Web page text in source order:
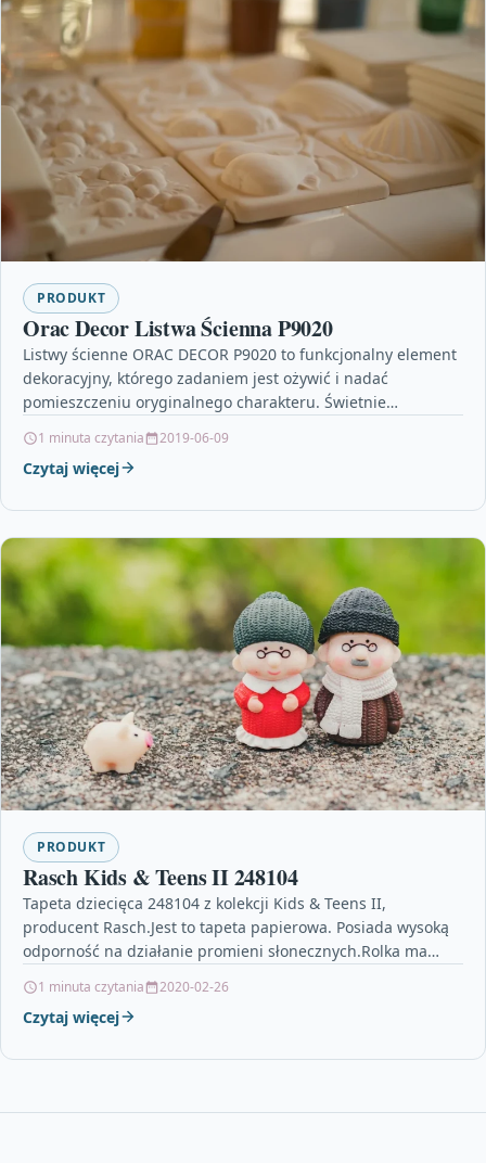
PRODUKT
Orac Decor Listwa Ścienna P9020
Listwy ścienne ORAC DECOR P9020 to funkcjonalny element
dekoracyjny, którego zadaniem jest ożywić i nadać
pomieszczeniu oryginalnego charakteru. Świetnie
1 minuta czytania 2019-06-09
Czytaj więcej
PRODUKT
Rasch Kids & Teens II 248104
Tapeta dziecięca 248104 z kolekcji Kids & Teens II,
producent Rasch.Jest to tapeta papierowa. Posiada wysoką
odporność na działanie promieni słonecznych.Rolka ma
1 minuta czytania 2020-02-26
Czytaj więcej